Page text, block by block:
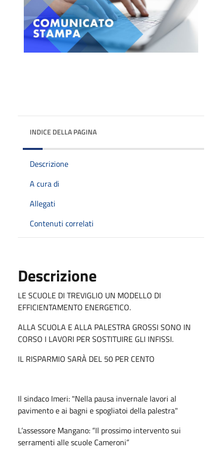
INDICE DELLA PAGINA
Descrizione
A cura di
Allegati
Contenuti correlati
Descrizione
LE SCUOLE DI TREVIGLIO UN MODELLO DI
EFFICIENTAMENTO ENERGETICO.
ALLA SCUOLA E ALLA PALESTRA GROSSI SONO IN
CORSO I LAVORI PER SOSTITUIRE GLI INFISSI.
IL RISPARMIO SARÀ DEL 50 PER CENTO
Il sindaco Imeri: "Nella pausa invernale lavori al
pavimento e ai bagni e spogliatoi della palestra"
L’assessore Mangano: “Il prossimo intervento sui
serramenti alle scuole Cameroni”